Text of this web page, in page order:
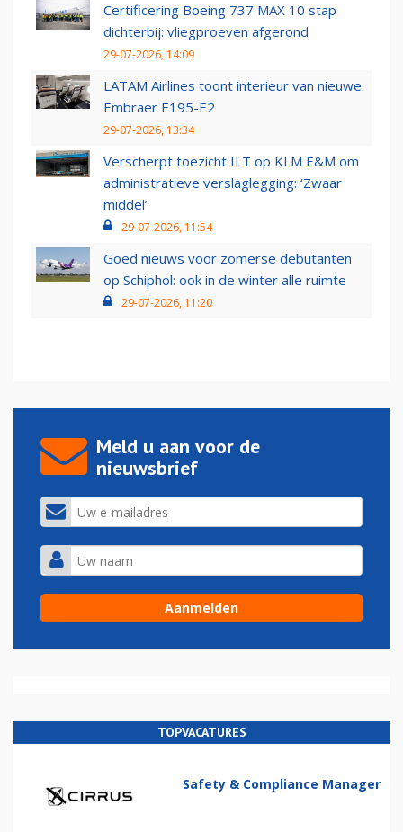
Certificering Boeing 737 MAX 10 stap
dichterbij: vliegproeven afgerond
29-07-2026, 14:09
LATAM Airlines toont interieur van nieuwe
Embraer E195-E2
29-07-2026, 13:34
Verscherpt toezicht ILT op KLM E&M om
administratieve verslaglegging: ‘Zwaar
middel’
29-07-2026, 11:54
Goed nieuws voor zomerse debutanten
op Schiphol: ook in de winter alle ruimte
29-07-2026, 11:20
Meld u aan voor de
nieuwsbrief
TOPVACATURES
Safety & Compliance Manager